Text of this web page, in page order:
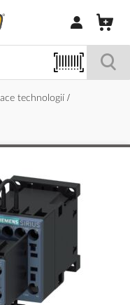
Přihlásit/
technologií